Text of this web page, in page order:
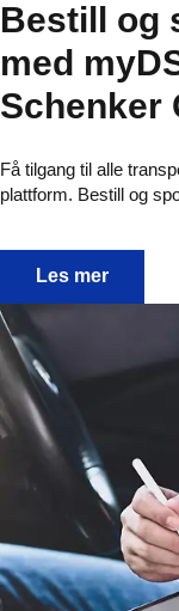
Bestill og
med
Schenker
Få tilgang til alle
plattform. Bestill og
Bestill og spor
Les mer